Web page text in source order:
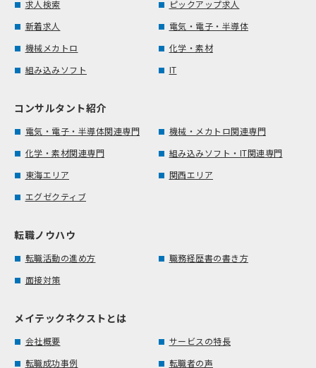
求人検索
ピックアップ求人
新着求人
電気・電子・半導体
機械メカトロ
化学・素材
組み込みソフト
IT
コンサルタント紹介
電気・電子・半導体関連専門
機械・メカトロ関連専門
化学・素材関連専門
組み込みソフト・IT関連専門
東海エリア
関西エリア
エグゼクティブ
転職ノウハウ
転職活動の進め方
職務経歴書の書き方
面接対策
メイテックネクストとは
会社概要
サービスの特長
転職成功事例
転職者の声